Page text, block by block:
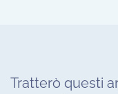
Tratterò questi